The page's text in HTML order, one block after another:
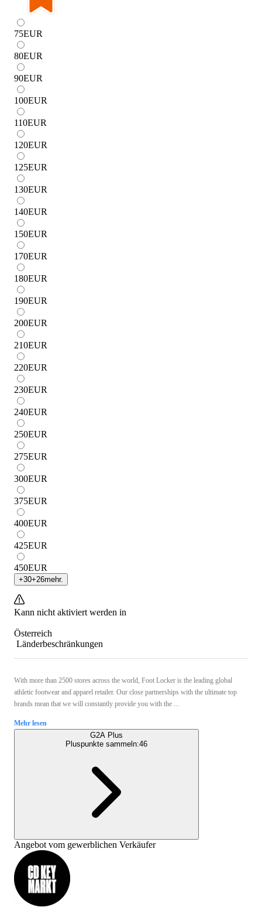
75EUR
80EUR
90EUR
100EUR
110EUR
120EUR
125EUR
130EUR
140EUR
150EUR
170EUR
180EUR
190EUR
200EUR
210EUR
220EUR
230EUR
240EUR
250EUR
275EUR
300EUR
375EUR
400EUR
425EUR
450EUR
+30+26mehr.
Kann nicht aktiviert werden in
Österreich
Länderbeschränkungen
With more than 2500 stores across the world, Foot Locker is the leading global
athletic footwear and apparel retailer. Our close partnerships with the ultimate top
brands mean that we will constantly provide you with the ...
Mehr lesen
G2A Plus
Pluspunkte sammeln:46
Angebot vom gewerblichen Verkäufer